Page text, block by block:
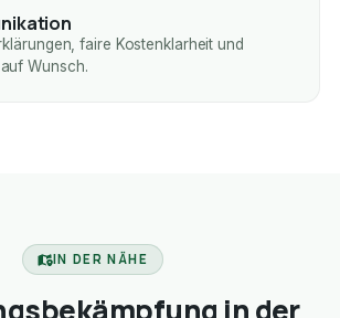
faire Kostenklarheit und
Wunsch.
IN DER NÄHE